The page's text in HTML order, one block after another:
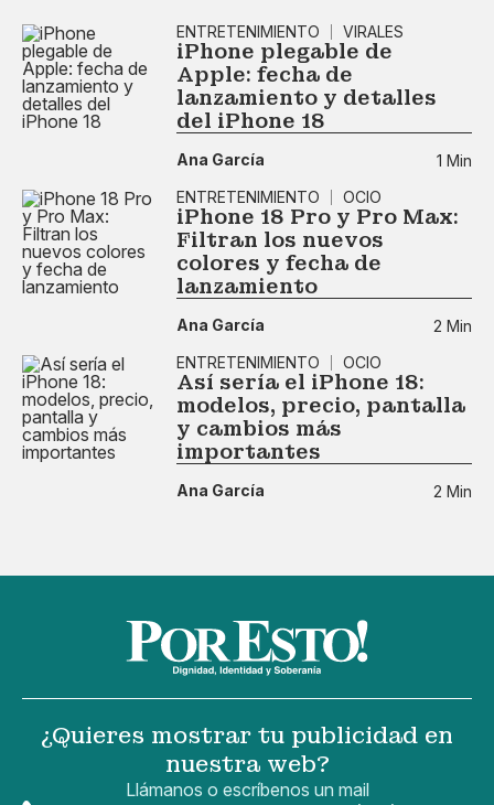
ENTRETENIMIENTO VIRALES
iPhone plegable de
Apple: fecha de
lanzamiento y detalles
del iPhone 18
Ana García
1 Min
ENTRETENIMIENTO
OCIO
iPhone 18 Pro y Pro Max:
Filtran los nuevos
colores y fecha de
lanzamiento
Ana García
2 Min
ENTRETENIMIENTO
OCIO
Así sería el iPhone 18:
modelos, precio, pantalla
y cambios más
importantes
Ana García 2 Min
¿Quieres mostrar tu publicidad en
nuestra web?
Llámanos o escríbenos un mail